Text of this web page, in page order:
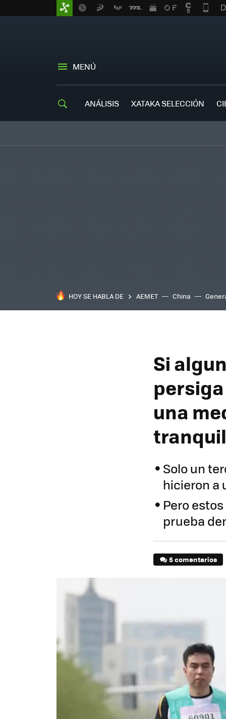
MENÚ
ANÁLISIS XATAKA SELECCIÓN
HOY SE HABLA DE AEMET China
Si
una
Solo un
hicieron a
Pero
prueba
5 comentarios